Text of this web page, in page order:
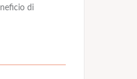
di